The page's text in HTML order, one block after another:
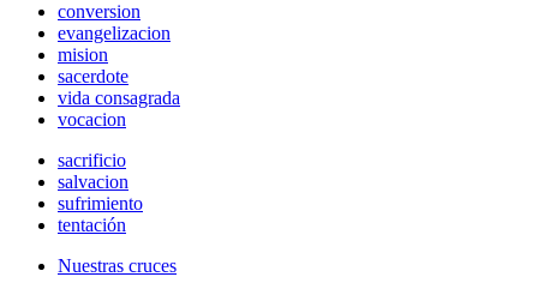
conversion
evangelizacion
mision
sacerdote
vida consagrada
vocacion
sacrificio
salvacion
sufrimiento
tentación
Nuestras cruces